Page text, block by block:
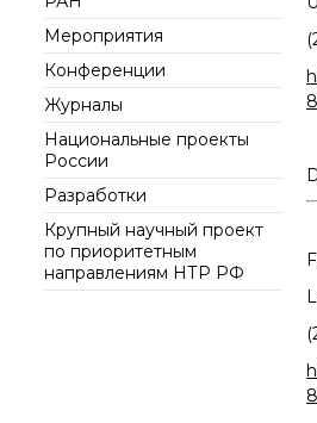
проекты
Разработки
проект
по
Мероприятия
Конференции
Журналы
Национальные проекты
России
Разработки
Крупный научный проект
по приоритетным
направлениям НТР РФ